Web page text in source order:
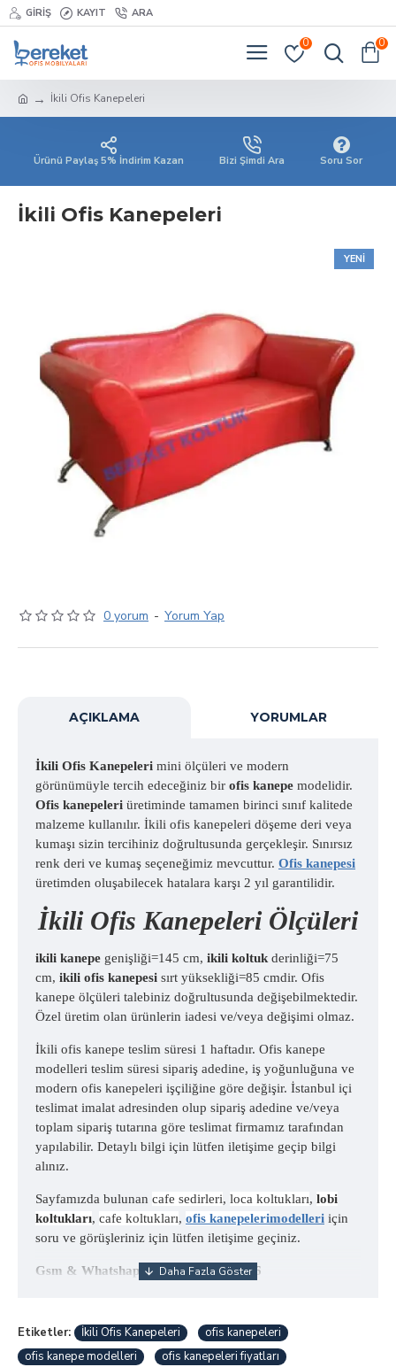
GIRIŞ KAYIT ARA
0 0
İkili Ofis Kanepeleri
Ürünü Paylaş 5% İndirim Kazan Bizi Şimdi Ara Soru Sor
İkili Ofis Kanepeleri
YENI
0 yorum - Yorum Yap
AÇIKLAMA YORUMLAR
İkili Ofis Kanepeleri mini ölçüleri ve modern
görünümüyle tercih edeceğiniz bir ofis kanepe modelidir.
Ofis kanepeleri üretiminde tamamen birinci sınıf kalitede
malzeme kullanılır. İkili ofis kanepeleri döşeme deri veya
kumaşı sizin tercihiniz doğrultusunda gerçekleşir. Sınırsız
renk deri ve kumaş seçeneğimiz mevcuttur. Ofis kanepesi
üretimden oluşabilecek hatalara karşı 2 yıl garantilidir.
İkili Ofis Kanepeleri Ölçüleri
ikili kanepe genişliği=145 cm, ikili koltuk derinliği=75
cm, ikili ofis kanepesi sırt yüksekliği=85 cmdir. Ofis
kanepe ölçüleri talebiniz doğrultusunda değişebilmektedir.
Özel üretim olan ürünlerin iadesi ve/veya değişimi olmaz.
İkili ofis kanepe teslim süresi 1 haftadır. Ofis kanepe
modelleri teslim süresi sipariş adedine, iş yoğunluğuna ve
modern ofis kanepeleri işçiliğine göre değişir. İstanbul içi
teslimat imalat adresinden olup sipariş adedine ve/veya
toplam sipariş tutarına göre teslimat firmamız tarafından
yapılabilir. Detaylı bilgi için lütfen iletişime geçip bilgi
alınız.
Sayfamızda bulunan cafe sedirleri, loca koltukları, lobi
koltukları, cafe koltukları, ofis kanepelerimodelleri için
soru ve görüşleriniz için lütfen iletişime geçiniz.
Gsm & Whatshapp= +90 532 725 0746
Etiketler: İkili Ofis Kanepeleri
ofis kanepeleri
ofis kanepe modelleri
ofis kanepeleri fiyatları